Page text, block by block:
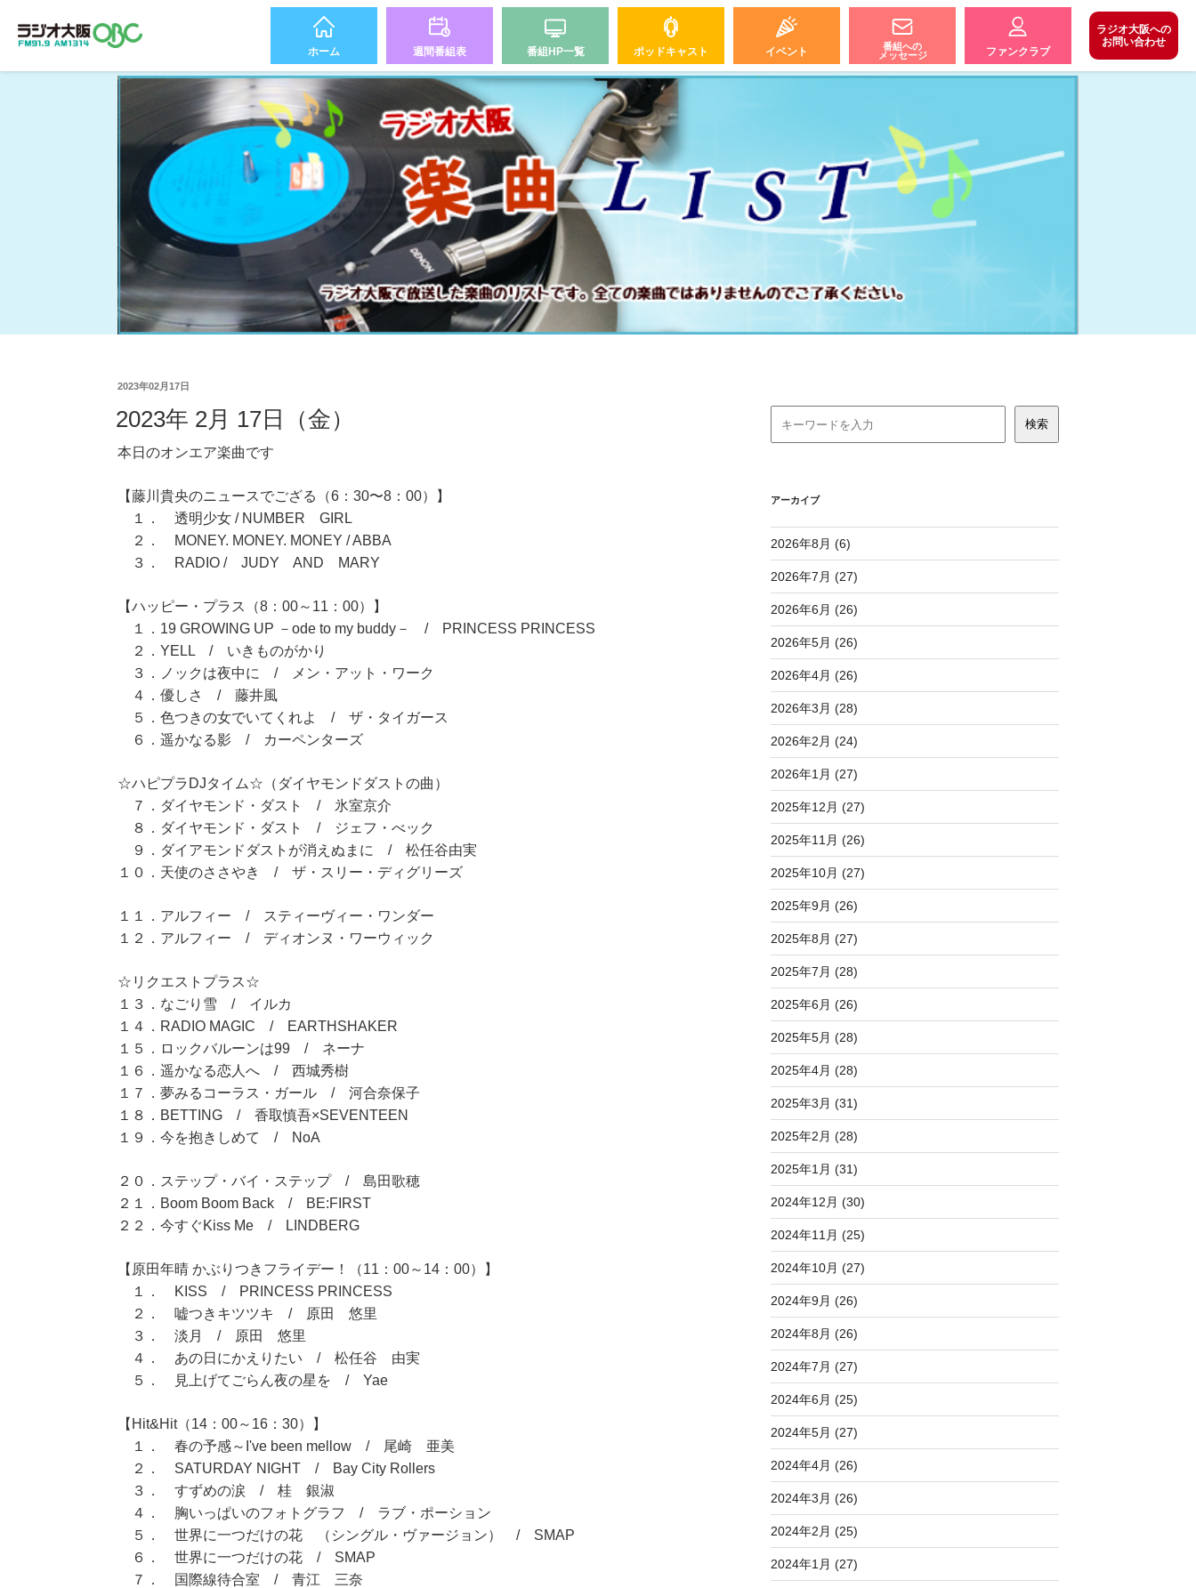
ホーム 週間番組表 番組HP一覧 ポッドキャスト イベント
番組への
メッセージ
ファンクラブ
ラジオ大阪への
お問い合わせ
2023年02月17日
2023年 2月 17日（金）
本日のオンエア楽曲です
【藤川貴央のニュースでござる（6：30〜8：00）】
１． 透明少女 / NUMBER GIRL
２． MONEY. MONEY. MONEY / ABBA
３． RADIO / JUDY AND MARY
【ハッピー・プラス（8：00～11：00）】
１．19 GROWING UP －ode to my buddy－ / PRINCESS PRINCESS
２．YELL / いきものがかり
３．ノックは夜中に / メン・アット・ワーク
４．優しさ / 藤井風
５．色つきの女でいてくれよ / ザ・タイガース
６．遥かなる影 / カーペンターズ
☆ハピプラDJタイム☆（ダイヤモンドダストの曲）
７．ダイヤモンド・ダスト / 氷室京介
８．ダイヤモンド・ダスト / ジェフ・べック
９．ダイアモンドダストが消えぬまに / 松任谷由実
１０．天使のささやき / ザ・スリー・ディグリーズ
１１．アルフィー / スティーヴィー・ワンダー
１２．アルフィー / ディオンヌ・ワーウィック
☆リクエストプラス☆
１３．なごり雪 / イルカ
１４．RADIO MAGIC / EARTHSHAKER
１５．ロックバルーンは99 / ネーナ
１６．遥かなる恋人へ / 西城秀樹
１７．夢みるコーラス・ガール / 河合奈保子
１８．BETTING / 香取慎吾×SEVENTEEN
１９．今を抱きしめて / NoA
２０．ステップ・バイ・ステップ / 島田歌穂
２１．Boom Boom Back / BE:FIRST
２２．今すぐKiss Me / LINDBERG
【原田年晴 かぶりつきフライデー！（11：00～14：00）】
１． KISS / PRINCESS PRINCESS
２． 嘘つきキツツキ / 原田 悠里
３． 淡月 / 原田 悠里
４． あの日にかえりたい / 松任谷 由実
５． 見上げてごらん夜の星を / Yae
【Hit&Hit（14：00～16：30）】
１． 春の予感～I've been mellow / 尾崎 亜美
２． SATURDAY NIGHT / Bay City Rollers
３． すずめの涙 / 桂 銀淑
４． 胸いっぱいのフォトグラフ / ラブ・ポーション
５． 世界に一つだけの花 （シングル・ヴァージョン） / SMAP
６． 世界に一つだけの花 / SMAP
７． 国際線待合室 / 青江 三奈
アーカイブ
2026年8月 (6)
2026年7月 (27)
2026年6月 (26)
2026年5月 (26)
2026年4月 (26)
2026年3月 (28)
2026年2月 (24)
2026年1月 (27)
2025年12月 (27)
2025年11月 (26)
2025年10月 (27)
2025年9月 (26)
2025年8月 (27)
2025年7月 (28)
2025年6月 (26)
2025年5月 (28)
2025年4月 (28)
2025年3月 (31)
2025年2月 (28)
2025年1月 (31)
2024年12月 (30)
2024年11月 (25)
2024年10月 (27)
2024年9月 (26)
2024年8月 (26)
2024年7月 (27)
2024年6月 (25)
2024年5月 (27)
2024年4月 (26)
2024年3月 (26)
2024年2月 (25)
2024年1月 (27)